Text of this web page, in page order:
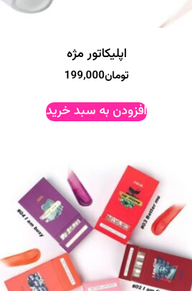
اپلیکاتور مژه
تومان199,000
افزودن به سبد خرید